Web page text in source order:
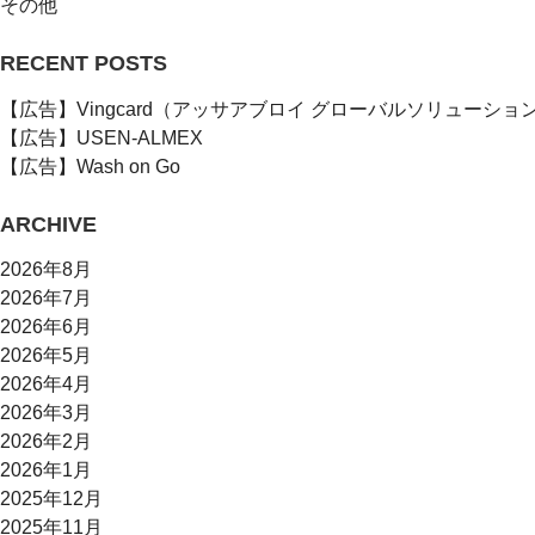
その他
RECENT POSTS
【広告】Vingcard（アッサアブロイ グローバルソリューショ
【広告】USEN-ALMEX
【広告】Wash on Go
ARCHIVE
2026年8月
2026年7月
2026年6月
2026年5月
2026年4月
2026年3月
2026年2月
2026年1月
2025年12月
2025年11月